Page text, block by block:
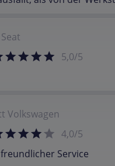
Seat
5,0/5
Volkswagen
4,0/5
Service